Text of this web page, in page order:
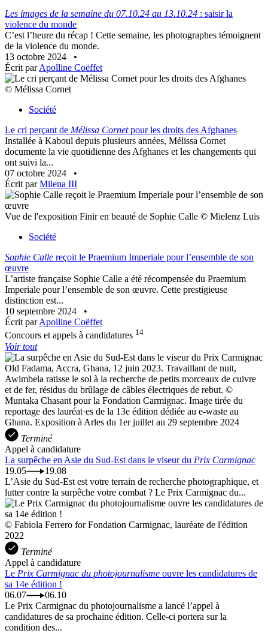
Les images de la semaine du 07.10.24 au 13.10.24 : saisir la
violence du monde
C’est l’heure du récap ! Cette semaine, les photographes témoignent
de la violence du monde.
13 octobre 2024
•
Écrit parApolline Coëffet
© Mélissa Cornet
Société
Le cri perçant de Mélissa Cornetpour les droits des Afghanes
Installée à Kaboul depuis plusieurs années, Mélissa Cornet
documente la vie quotidienne des Afghanes et les changements qui
ont suivi la...
07 octobre 2024
•
Écrit parMilena III
Vue de l'exposition Finir en beauté de Sophie Calle © Mielenz Luis
Société
Sophie Calle reçoit le Praemium Imperiale pour l’ensemble de son
œuvre
L’artiste française Sophie Calle a été récompensée du Praemium
Imperiale pour l’ensemble de son œuvre. Cette prestigieuse
distinction est...
10 septembre 2024
•
Écrit parApolline Coëffet
Concours et appels à candidatures 14
Voir tout
Old Fadama, Accra, Ghana, 12 juin 2023. Travaillant de nuit,
Awimbela ratisse le sol à la recherche de petits morceaux de cuivre
et de fer, résidus du brûlage de câbles électriques de rebut. ©
Muntaka Chasant pour la Fondation Carmignac. Image tirée du
reportage des lauréat·es de la 13e édition dédiée au e-waste au
Ghana. Exposition à Arles du 1er juillet au 29 septembre 2024
Terminé
Appel à candidature
La surpêche en Asie du Sud-Est dans le viseur du Prix Carmignac
19.05
19.08
L’Asie du Sud-Est est votre terrain de recherche photographique, et
lutter contre la surpêche votre combat ? Le Prix Carmignac du...
© Fabiola Ferrero for Fondation Carmignac, lauréate de l'édition
2022
Terminé
Appel à candidature
Le Prix Carmignac du photojournalisme ouvre les candidatures de
sa 14e édition !
06.07
06.10
Le Prix Carmignac du photojournalisme a lancé l’appel à
candidatures de sa prochaine édition. Celle-ci portera sur la
condition des...